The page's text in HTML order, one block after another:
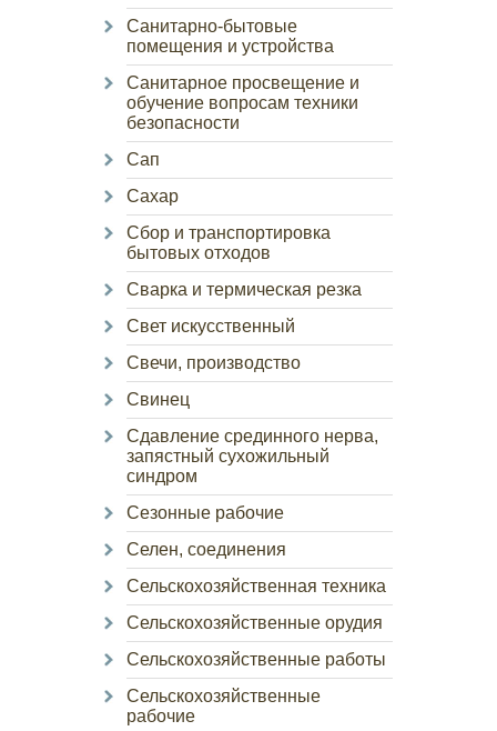
Санитарно-бытовые
помещения и устройства
Санитарное просвещение и
обучение вопросам техники
безопасности
Сап
Сахар
Сбор и транспортировка
бытовых отходов
Сварка и термическая резка
Свет искусственный
Свечи, производство
Свинец
Сдавление срединного нерва,
запястный сухожильный
синдром
Сезонные рабочие
Селен, соединения
Сельскохозяйственная техника
Сельскохозяйственные орудия
Сельскохозяйственные работы
Сельскохозяйственные
рабочие